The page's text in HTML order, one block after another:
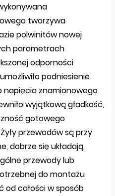
tworzywa
polwinitów nowej
parametrach
odporności
podniesienie
napięcia znamionowego
wyjątkową gładkość,
gotowego
przewodów są przy
dobrze się układają,
przewody lub
do montażu
od całości w sposób